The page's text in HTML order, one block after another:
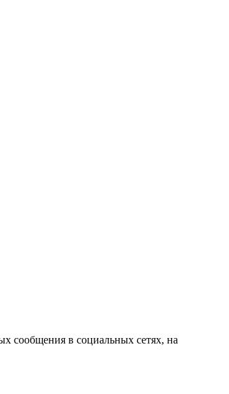
сообщения в социальных сетях, на